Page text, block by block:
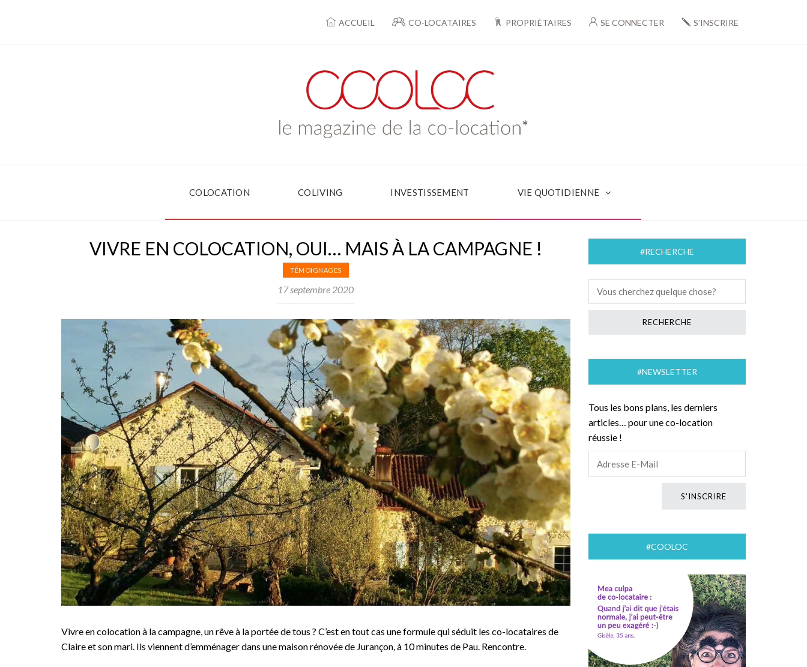
ACCUEIL CO-LOCATAIRES PROPRIÉTAIRES SE CONNECTER S’INSCRIRE
COLOCATION COLIVING INVESTISSEMENT VIE QUOTIDIENNE
VIVRE EN COLOCATION, OUI… MAIS À LA CAMPAGNE !
TÉMOIGNAGES
17 septembre 2020
Vivre en colocation à la campagne, un rêve à la portée de tous ? C’est en tout cas une formule qui séduit les co-locataires de
Claire et son mari. Ils viennent d’emménager dans une maison rénovée de Jurançon, à 10 minutes de Pau. Rencontre.
#RECHERCHE
#NEWSLETTER
Tous les bons plans, les derniers
articles… pour une co-location
réussie !
#COOLOC